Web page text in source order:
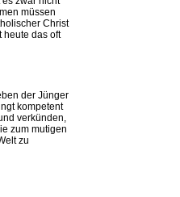
müssen
Christ
heute das oft
der Jünger
kompetent
verkünden,
zum mutigen
zu